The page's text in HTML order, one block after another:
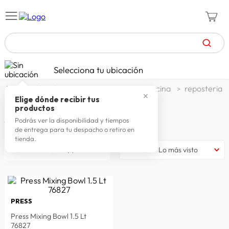
TÉRMINOS MÁS BUSCADOS
1. zapatillas mujer
2. celulares
3. zapatillas hombre
4. moda
zapatillas
terrex
8. laptop
9. spiderman
Selecciona tu ubicación
✕
Elige dónde recibir tus
productos
Podrás ver la disponibilidad y tiempos
de entrega para tu despacho o retiro en
tienda.
decohogar menaje menaje cocina reposteria
Bowls y asaderas
1 producto
Lo más visto
PRESS
Press Mixing Bowl 1.5 Lt
76827